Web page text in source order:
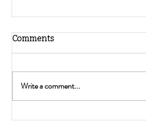
Comments
Write a comment...